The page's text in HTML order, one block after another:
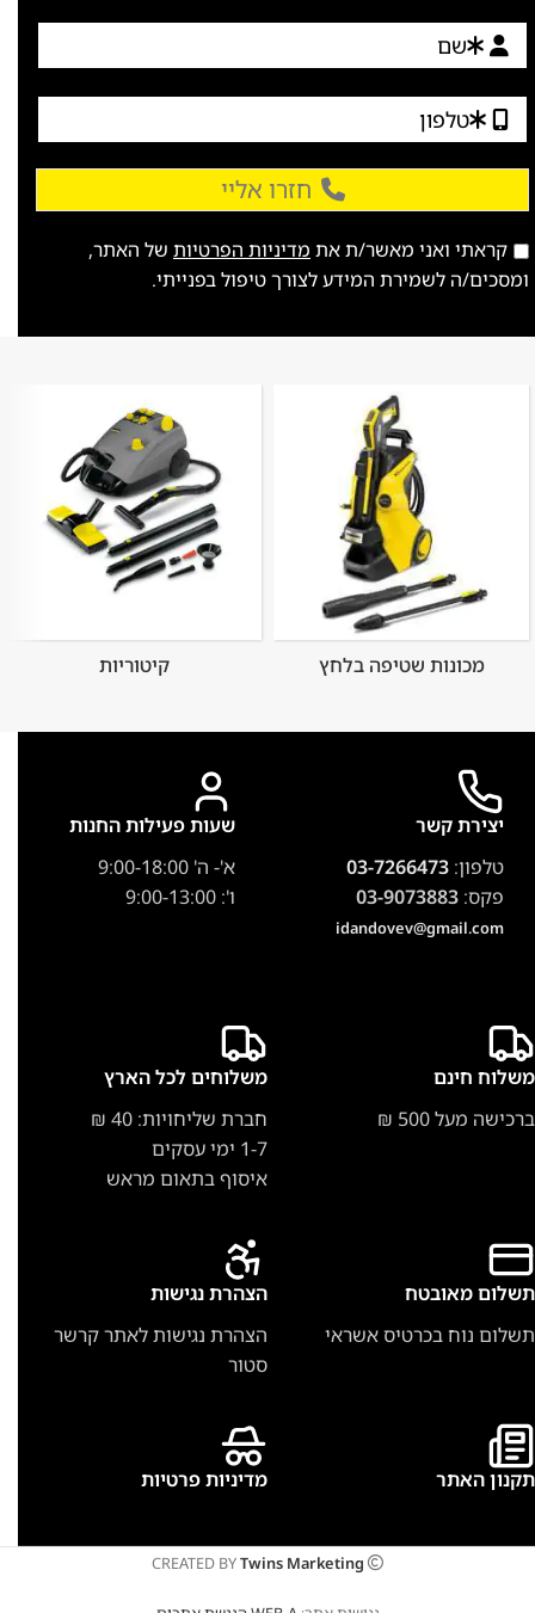
חזרו אליי
קראתי ואני מאשר/ת את מדיניות הפרטיות של האתר,
ומסכים/ה לשמירת המידע לצורך טיפול בפנייתי.
מכונות שטיפה בלחץ קיטוריות
יצירת קשר
טלפון:03-7266473
פקס:03-9073883
idandovev@gmail.com
שעות פעילות החנות
א'- ה' 9:00-18:00
ו': 9:00-13:00
משלוח חינם
ברכישה מעל 500 ₪
משלוחים לכל הארץ
חברת שליחויות: 40 ₪
1-7 ימי עסקים
איסוף בתאום מראש
תשלום מאובטח
תשלום נוח בכרטיס אשראי
הצהרת נגישות
הצהרת נגישות לאתר קרשר
סטור
תקנון האתר מדיניות פרטיות
CREATED BYTwins Marketing